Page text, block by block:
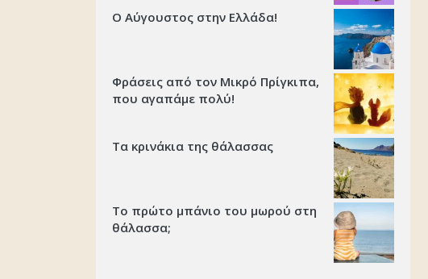
Ο Αύγουστος στην Ελλάδα!
Φράσεις από τον Μικρό Πρίγκιπα,
που αγαπάμε πολύ!
Τα κρινάκια της θάλασσας
Το πρώτο μπάνιο του μωρού στη
θάλασσα;